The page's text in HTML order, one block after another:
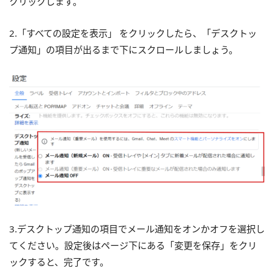
2.「すべての設定を表示」 をクリックしたら、「デスクトッ
プ通知」の項目が出るまで下にスクロールしましょう。
3.デスクトップ通知の項目でメール通知をオンかオフを選択し
てください。設定後はページ下にある「変更を保存」をクリ
ックすると、完了です。